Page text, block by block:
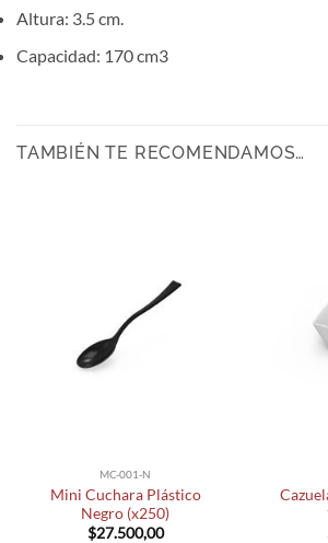
Altura: 3.5 cm.
Capacidad: 170 cm3
TAMBIÉN TE RECOMENDAMOS…
MC-001-N
Mini Cuchara Plástico
Negro (x250)
$27.500,00